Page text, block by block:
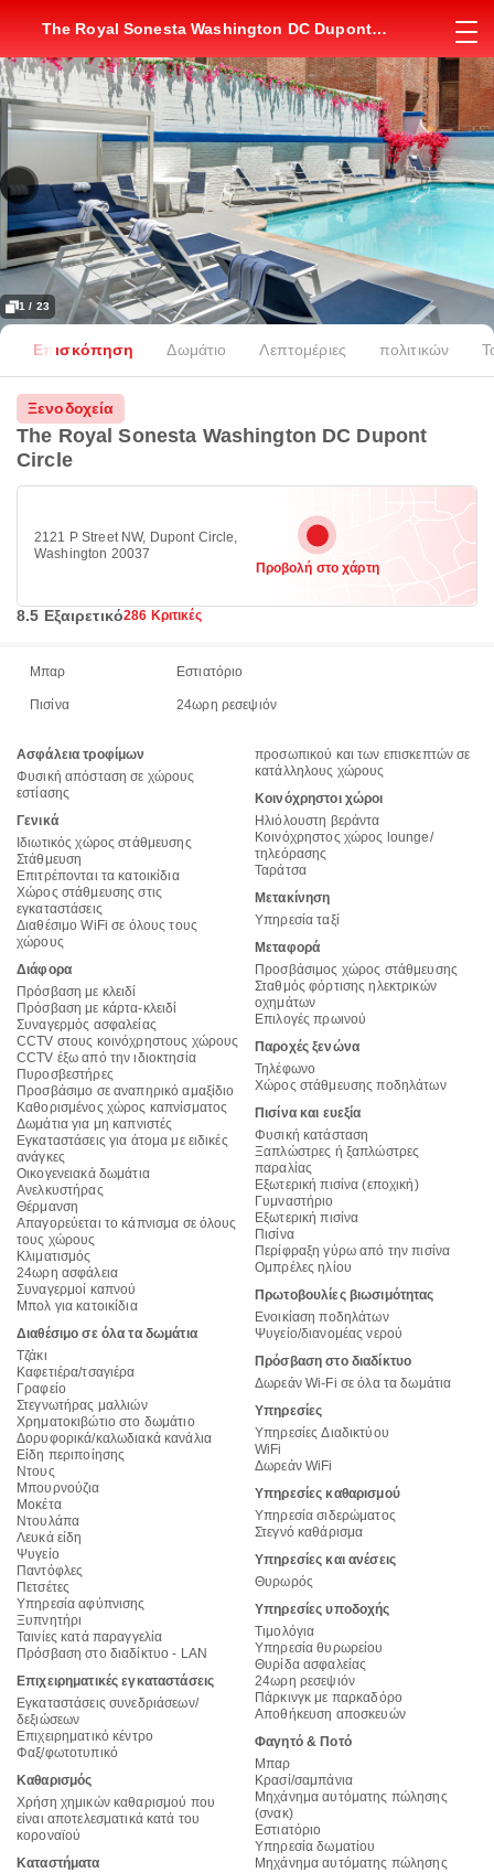
The Royal Sonesta Washington DC Dupont
1 / 23
Επισκόπηση Δωμάτιο Λεπτομέριες πολιτικών
Ξενοδοχεία
The Royal Sonesta Washington DC Dupont
Circle
2121 P Street NW, Dupont Circle,
Washington 20037
Προβολή στο χάρτη
8.5 Εξαιρετικό286 Κριτικές
Μπαρ Εστιατόριο
Πισίνα 24ωρη ρεσεψιόν
Ασφάλεια τροφίμων
Φυσική απόσταση σε χώρους
εστίασης
Γενικά
Ιδιωτικός χώρος στάθμευσης
Στάθμευση
Επιτρέπονται τα κατοικίδια
Χώρος στάθμευσης στις
εγκαταστάσεις
Διαθέσιμο WiFi σε όλους τους
χώρους
Διάφορα
Πρόσβαση με κλειδί
Πρόσβαση με κάρτα-κλειδί
Συναγερμός ασφαλείας
CCTV στους κοινόχρηστους χώρους
CCTV έξω από την ιδιοκτησία
Πυροσβεστήρες
Προσβάσιμο σε αναπηρικό αμαξίδιο
Καθορισμένος χώρος καπνίσματος
Δωμάτια για μη καπνιστές
Εγκαταστάσεις για άτομα με ειδικές
ανάγκες
Οικογενειακά δωμάτια
Ανελκυστήρας
Θέρμανση
Απαγορεύεται το κάπνισμα σε όλους
τους χώρους
Κλιματισμός
24ωρη ασφάλεια
Συναγερμοί καπνού
Μπολ για κατοικίδια
Διαθέσιμο σε όλα τα δωμάτια
Τζάκι
Καφετιέρα/τσαγιέρα
Γραφείο
Στεγνωτήρας μαλλιών
Χρηματοκιβώτιο στο δωμάτιο
Δορυφορικά/καλωδιακά κανάλια
Είδη περιποίησης
Ντους
Μπουρνούζια
Μοκέτα
Ντουλάπα
Λευκά είδη
Ψυγείο
Παντόφλες
Πετσέτες
Υπηρεσία αφύπνισης
Ξυπνητήρι
Ταινίες κατά παραγγελία
Πρόσβαση στο διαδίκτυο - LAN
Επιχειρηματικές εγκαταστάσεις
Εγκαταστάσεις συνεδριάσεων/
δεξιώσεων
Επιχειρηματικό κέντρο
Φαξ/φωτοτυπικό
Καθαρισμός
Χρήση χημικών καθαρισμού που
είναι αποτελεσματικά κατά του
κοροναϊού
Καταστήματα
προσωπικού και των επισκεπτών σε
κατάλληλους χώρους
Κοινόχρηστοι χώροι
Ηλιόλουστη βεράντα
Κοινόχρηστος χώρος lounge/
τηλεόρασης
Ταράτσα
Μετακίνηση
Υπηρεσία ταξί
Μεταφορά
Προσβάσιμος χώρος στάθμευσης
Σταθμός φόρτισης ηλεκτρικών
οχημάτων
Επιλογές πρωινού
Παροχές ξενώνα
Τηλέφωνο
Χώρος στάθμευσης ποδηλάτων
Πισίνα και ευεξία
Φυσική κατάσταση
Ξαπλώστρες ή ξαπλώστρες
παραλίας
Εξωτερική πισίνα (εποχική)
Γυμναστήριο
Εξωτερική πισίνα
Πισίνα
Περίφραξη γύρω από την πισίνα
Ομπρέλες ηλίου
Πρωτοβουλίες βιωσιμότητας
Ενοικίαση ποδηλάτων
Ψυγείο/διανομέας νερού
Πρόσβαση στο διαδίκτυο
Δωρεάν Wi-Fi σε όλα τα δωμάτια
Υπηρεσίες
Υπηρεσίες Διαδικτύου
WiFi
Δωρεάν WiFi
Υπηρεσίες καθαρισμού
Υπηρεσία σιδερώματος
Στεγνό καθάρισμα
Υπηρεσίες και ανέσεις
Θυρωρός
Υπηρεσίες υποδοχής
Τιμολόγια
Υπηρεσία θυρωρείου
Θυρίδα ασφαλείας
24ωρη ρεσεψιόν
Πάρκινγκ με παρκαδόρο
Αποθήκευση αποσκευών
Φαγητό & Ποτό
Μπαρ
Κρασί/σαμπάνια
Μηχάνημα αυτόματης πώλησης
(σνακ)
Εστιατόριο
Υπηρεσία δωματίου
Μηχάνημα αυτόματης πώλησης